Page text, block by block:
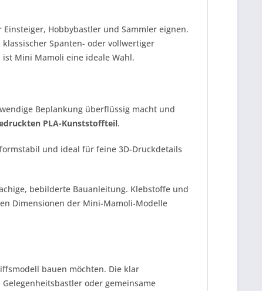
Hobbybastler und Sammler eignen.
Spanten- oder vollwertiger
Mini Mamoli eine ideale Wahl.
Beplankung überflüssig macht und
PLA-Kunststoffteil.
und ideal für feine 3D-Druckdetails
bebilderte Bauanleitung. Klebstoffe und
Dimensionen der Mini-Mamoli-Modelle
bauen möchten. Die klar
oder gemeinsame